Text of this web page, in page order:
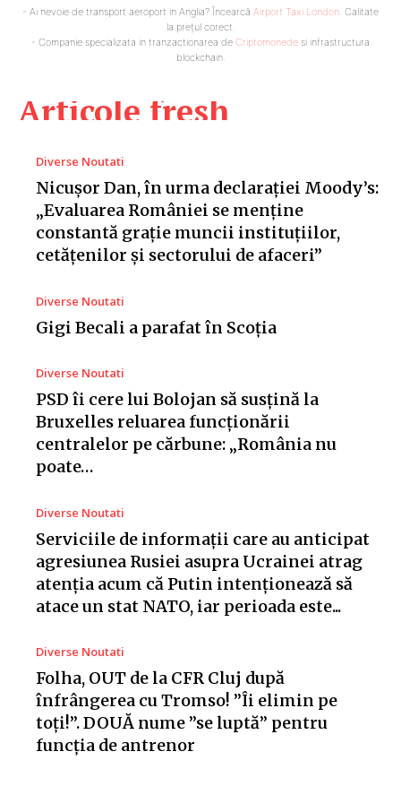
Articole fresh
Diverse Noutati
Nicușor Dan, în urma declarației Moody’s:
„Evaluarea României se menține
constantă grație muncii instituțiilor,
cetățenilor și sectorului de afaceri”
Diverse Noutati
Gigi Becali a parafat în Scoția
Diverse Noutati
PSD îi cere lui Bolojan să susțină la
Bruxelles reluarea funcționării
centralelor pe cărbune: „România nu
poate…
Diverse Noutati
Serviciile de informații care au anticipat
agresiunea Rusiei asupra Ucrainei atrag
atenția acum că Putin intenționează să
atace un stat NATO, iar perioada este...
Diverse Noutati
Folha, OUT de la CFR Cluj după
înfrângerea cu Tromso! ”Îi elimin pe
toți!”. DOUĂ nume ”se luptă” pentru
funcția de antrenor
- Ai nevoie de transport aeroport in Anglia? Încearcă Airport Taxi London. Calitate
la prețul corect.
- Companie specializata in tranzactionarea de Criptomonede si infrastructura
blockchain.